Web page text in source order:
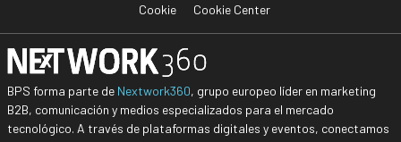
Cookie
Cookie Center
BPS forma parte de Nextwork360, grupo europeo líder en marketing
B2B, comunicación y medios especializados para el mercado
tecnológico. A través de plataformas digitales y eventos, conectamos